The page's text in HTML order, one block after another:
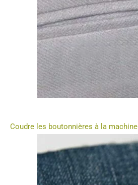
Coudre les boutonnières à la machine